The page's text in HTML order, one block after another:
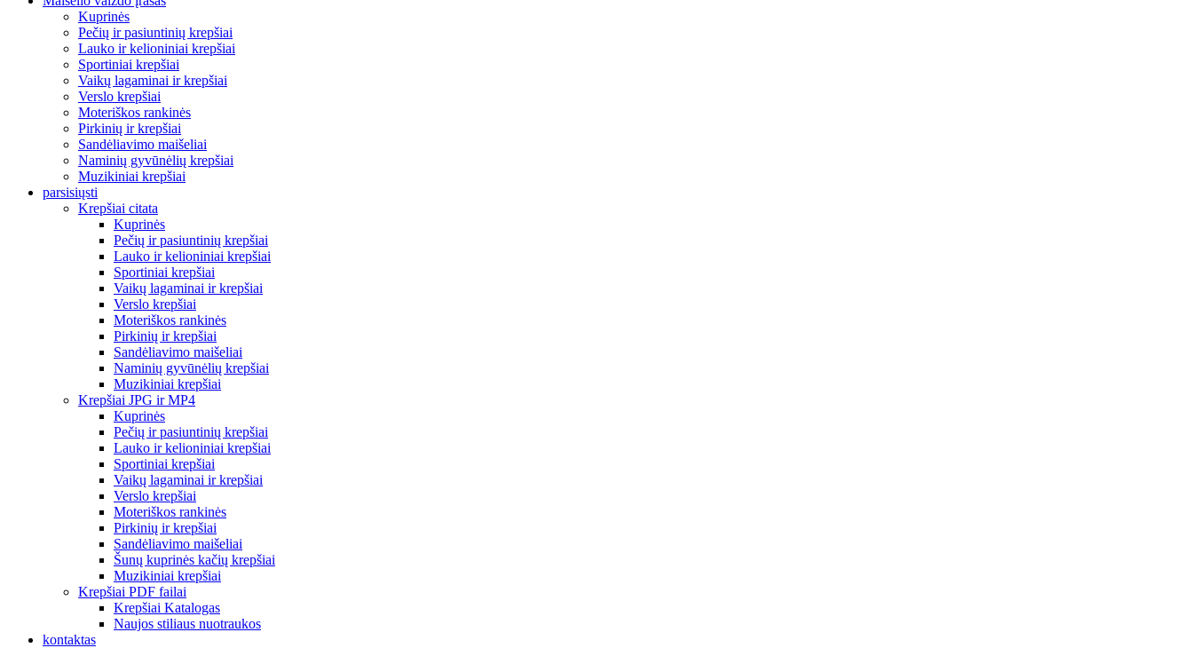
Kuprinės
Pečių ir pasiuntinių krepšiai
Lauko ir kelioniniai krepšiai
Sportiniai krepšiai
Vaikų lagaminai ir krepšiai
Verslo krepšiai
Moteriškos rankinės
Pirkinių ir krepšiai
Sandėliavimo maišeliai
Naminių gyvūnėlių krepšiai
Muzikiniai krepšiai
parsisiųsti
Krepšiai citata
Kuprinės
Pečių ir pasiuntinių krepšiai
Lauko ir kelioniniai krepšiai
Sportiniai krepšiai
Vaikų lagaminai ir krepšiai
Verslo krepšiai
Moteriškos rankinės
Pirkinių ir krepšiai
Sandėliavimo maišeliai
Naminių gyvūnėlių krepšiai
Muzikiniai krepšiai
Krepšiai JPG ir MP4
Kuprinės
Pečių ir pasiuntinių krepšiai
Lauko ir kelioniniai krepšiai
Sportiniai krepšiai
Vaikų lagaminai ir krepšiai
Verslo krepšiai
Moteriškos rankinės
Pirkinių ir krepšiai
Sandėliavimo maišeliai
Šunų kuprinės kačių krepšiai
Muzikiniai krepšiai
Krepšiai PDF failai
Krepšiai Katalogas
Naujos stiliaus nuotraukos
kontaktas